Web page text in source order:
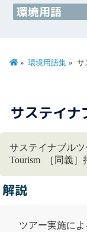
環境用語
環境用語集 サ
サステイナ
サステイナブル
Tourism ［同義］
解説
ツアー実施に